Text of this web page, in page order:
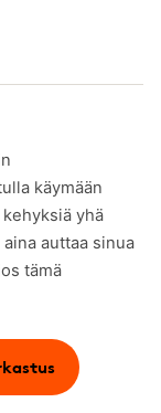
käymään
yhä
auttaa sinua
tämä